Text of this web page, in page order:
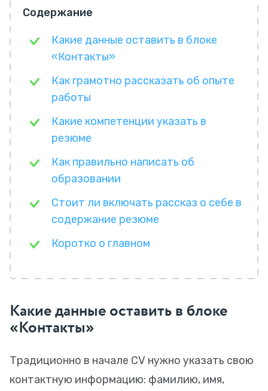
Содержание
Какие данные оставить в блоке
«Контакты»
Как грамотно рассказать об опыте
работы
Какие компетенции указать в
резюме
Как правильно написать об
образовании
Стоит ли включать рассказ о себе в
содержание резюме
Коротко о главном
Какие данные оставить в блоке
«Контакты»
Традиционно в начале CV нужно указать свою
контактную информацию: фамилию, имя,